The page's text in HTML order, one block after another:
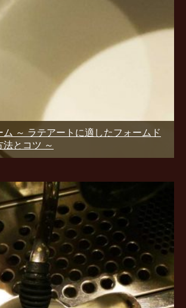
ム ～ ラテアートに適したフォームド
法とコツ ～